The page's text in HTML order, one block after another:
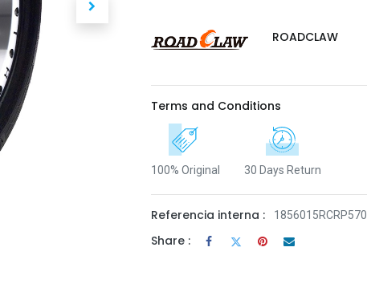
ROADCLAW
Terms and Conditions
100% Original 30 Days Return
Referencia interna : 1856015RCRP570
Share :